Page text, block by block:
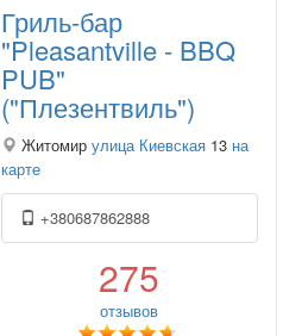
Гриль-бар
"Pleasantville - BBQ
PUB"
("Плезентвиль")
Житомир улица Киевская 13 на
карте
+380687862888
275
отзывов